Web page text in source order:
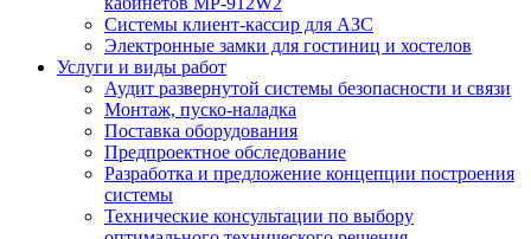
Системы клиент-кассир для АЗС
Электронные замки для гостиниц и хостелов
Услуги и виды работ
Аудит развернутой системы безопасности и связи
Монтаж, пуско-наладка
Поставка оборудования
Предпроектное обследование
Разработка и предложение концепции построения
системы
Технические консультации по выбору